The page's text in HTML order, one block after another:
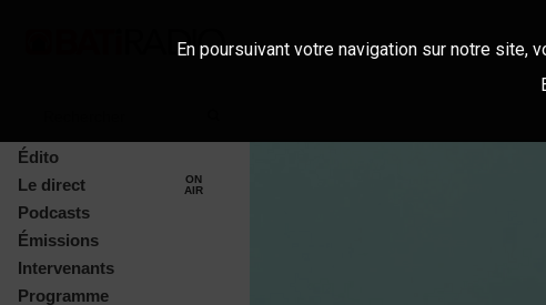
Édito
Le direct
ON
AIR
Podcasts
Émissions
Intervenants
Programme
En poursuivant votre navigation sur notre site,